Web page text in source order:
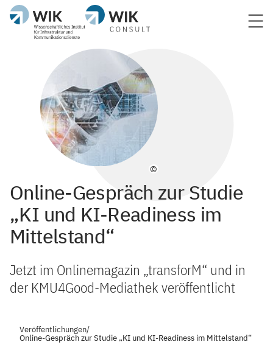
©
Online-Gespräch zur Studie
„KI und KI-Readiness im
Mittelstand“
Jetzt im Onlinemagazin „transforM“ und in
der KMU4Good-Mediathek veröffentlicht
Veröffentlichungen/
Online-Gespräch zur Studie „KI und KI-Readiness im Mittelstand“